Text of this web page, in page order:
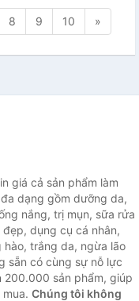
8 9 10 »
giá cả sản phẩm làm
dạng gồm dưỡng da,
nắng, trị mụn, sữa rửa
dụng cụ cá nhân,
hào, trắng da, ngừa lão
sẵn có cùng sự nỗ lực
sản phẩm, giúp
Chúng tôi không